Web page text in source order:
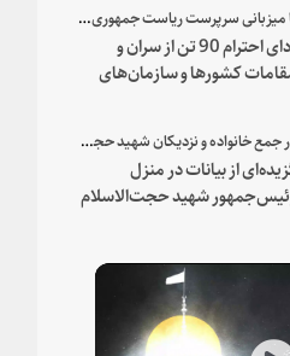
با میزبانی سرپرست ریاست جمهوری صورت گرفت؛
ادای احترام 90 تن از سران و
کشورها و سازمان‌های
در جمع خانواده و نزدیکان شهید حجت‌الاسلام‌والمسلمین رئیسی:
از بیانات در منزل
شهید حجت‌الاسلام